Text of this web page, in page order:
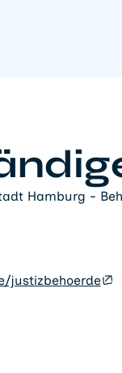
Hamburg -
justizbehoerde